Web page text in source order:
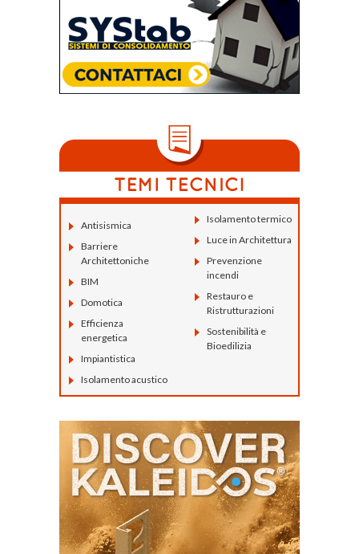
Antisismica
Barriere
Architettoniche
BIM
Domotica
Efficienza
energetica
Impiantistica
Isolamento acustico
Isolamento termico
Luce in Architettura
Prevenzione
incendi
Restauro e
Ristrutturazioni
Sostenibilità e
Bioedilizia